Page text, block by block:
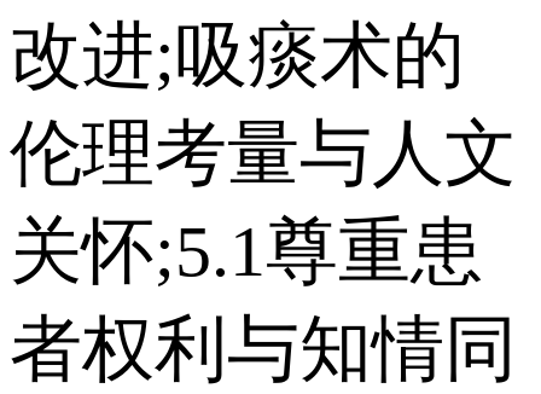
改进;吸痰术的
伦理考量与人文
关怀;5.1尊重患
者权利与知情同